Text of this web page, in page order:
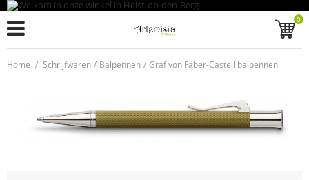
0
Home / Schrijfwaren / Balpennen / Graf von Faber-Castell balpennen